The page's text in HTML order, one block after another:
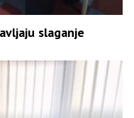
slaganje